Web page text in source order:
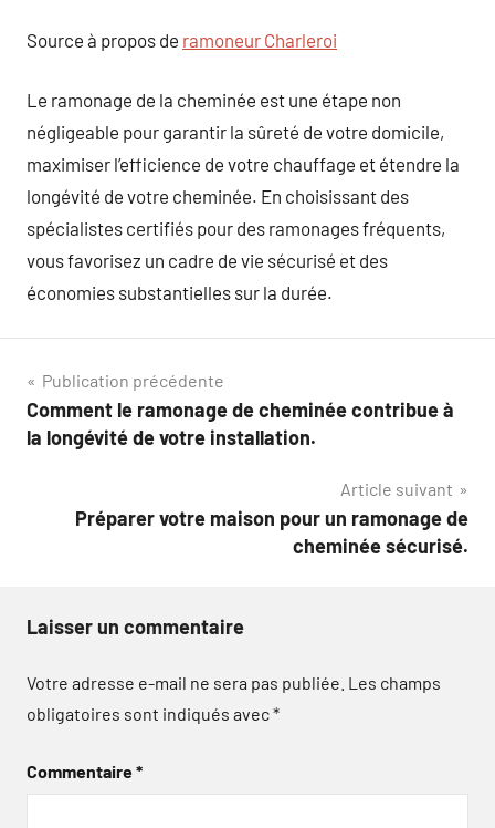
Source à propos de ramoneur Charleroi
Le ramonage de la cheminée est une étape non
négligeable pour garantir la sûreté de votre domicile,
maximiser l’efficience de votre chauffage et étendre la
longévité de votre cheminée. En choisissant des
spécialistes certifiés pour des ramonages fréquents,
vous favorisez un cadre de vie sécurisé et des
économies substantielles sur la durée.
Navigation
de
Publication précédente
Comment le ramonage de cheminée contribue à
la longévité de votre installation.
Article suivant
Préparer votre maison pour un ramonage de
cheminée sécurisé.
Laisser un commentaire
Votre adresse e-mail ne sera pas publiée. Les champs
obligatoires sont indiqués avec*
Commentaire*